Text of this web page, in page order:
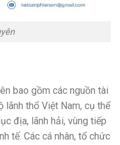
bao gồm các nguồn tài
lãnh thổ Việt Nam, cụ thể
địa, lãnh hải, vùng tiếp
tế. Các cá nhân, tổ chức